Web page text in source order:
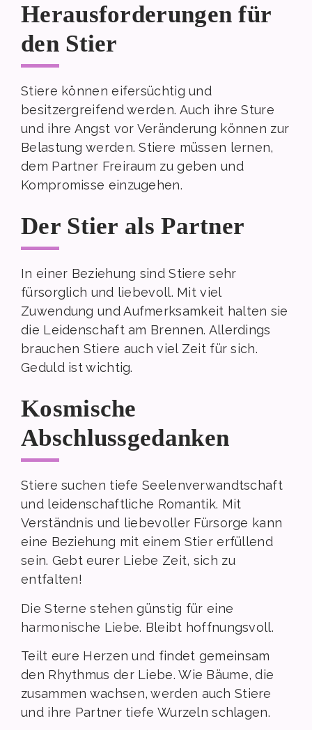
Herausforderungen für
den Stier
Stiere können eifersüchtig und
besitzergreifend werden. Auch ihre Sture
und ihre Angst vor Veränderung können zur
Belastung werden. Stiere müssen lernen,
dem Partner Freiraum zu geben und
Kompromisse einzugehen.
Der Stier als Partner
In einer Beziehung sind Stiere sehr
fürsorglich und liebevoll. Mit viel
Zuwendung und Aufmerksamkeit halten sie
die Leidenschaft am Brennen. Allerdings
brauchen Stiere auch viel Zeit für sich.
Geduld ist wichtig.
Kosmische
Abschlussgedanken
Stiere suchen tiefe Seelenverwandtschaft
und leidenschaftliche Romantik. Mit
Verständnis und liebevoller Fürsorge kann
eine Beziehung mit einem Stier erfüllend
sein. Gebt eurer Liebe Zeit, sich zu
entfalten!
Die Sterne stehen günstig für eine
harmonische Liebe. Bleibt hoffnungsvoll.
Teilt eure Herzen und findet gemeinsam
den Rhythmus der Liebe. Wie Bäume, die
zusammen wachsen, werden auch Stiere
und ihre Partner tiefe Wurzeln schlagen.